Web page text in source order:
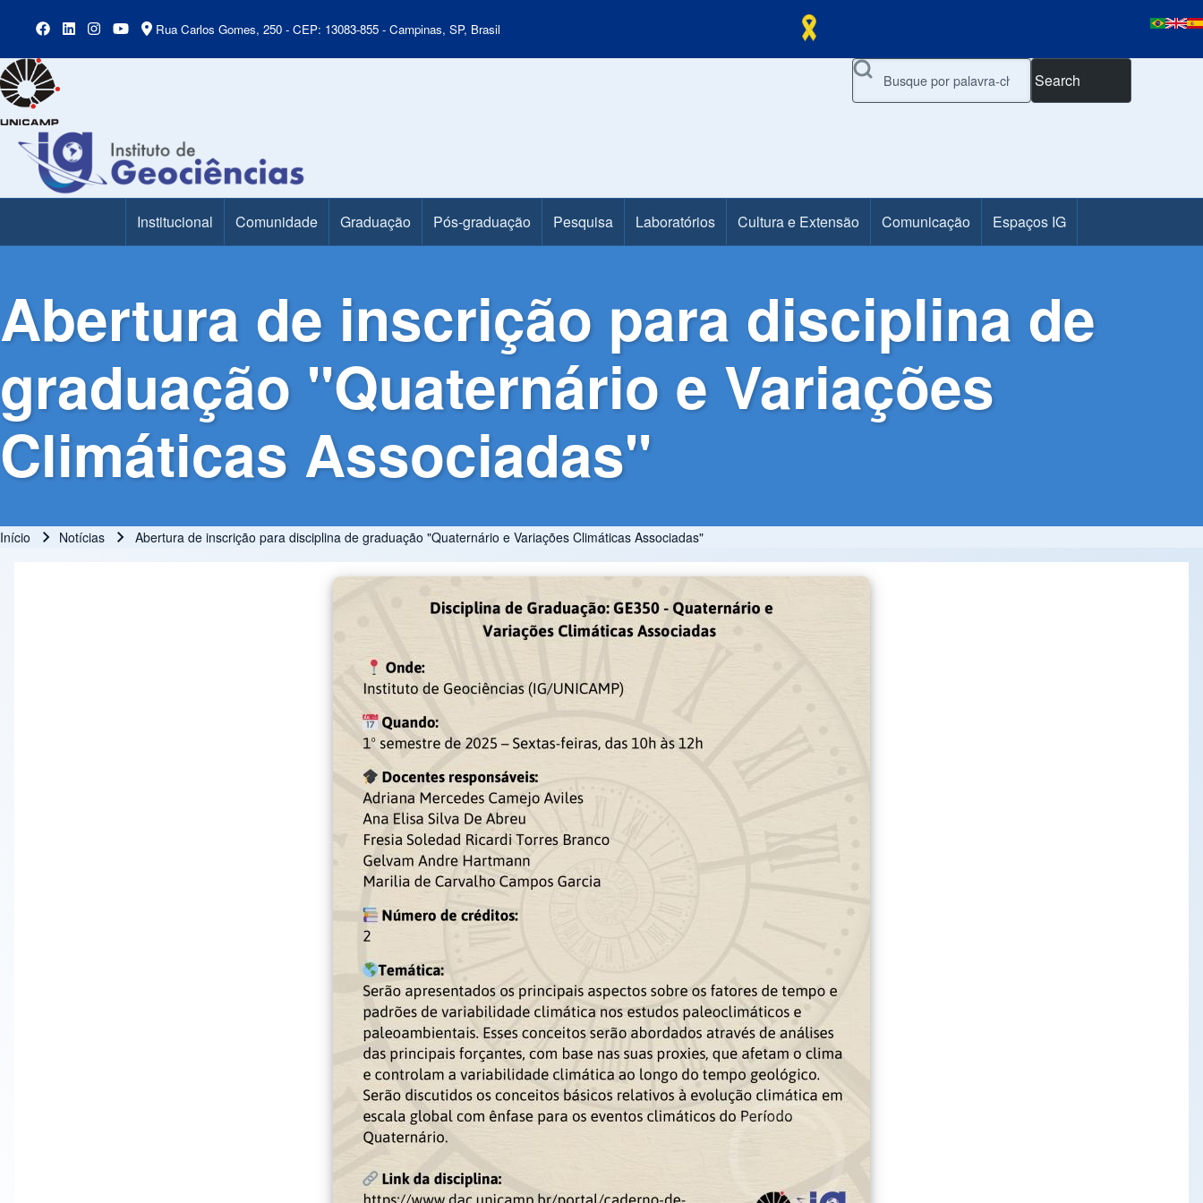
Rua Carlos Gomes, 250 - CEP: 13083-855 - Campinas, SP, Brasil
Search
Main MenuInstitucional Comunidade Graduação Pós-graduação Pesquisa Laboratórios Cultura e Extensão Comunicação Espaços IG
Abertura de inscrição para disciplina de
graduação "Quaternário e Variações
Climáticas Associadas"
Início Notícias Abertura de inscrição para disciplina de graduação "Quaternário e Variações Climáticas Associadas"